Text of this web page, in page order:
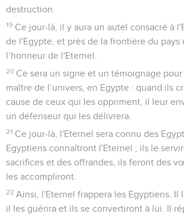
destruction.
19 Ce jour-là, il y aura un autel consacré à
de l'Egypte, et près de la frontière du pays
l’honneur de l'Eternel.
20 Ce sera un signe et un témoignage
maître de l’univers, en Egypte : quand ils
cause de ceux qui les oppriment, il leur
un défenseur qui les délivrera.
21 Ce jour-là, l'Eternel sera connu des
Egyptiens connaîtront l'Eternel ; ils le
sacrifices et des offrandes, ils feront des
les accompliront.
22 Ainsi, l'Eternel frappera les Egyptiens. Il
il les guérira et ils se convertiront à lui. Il